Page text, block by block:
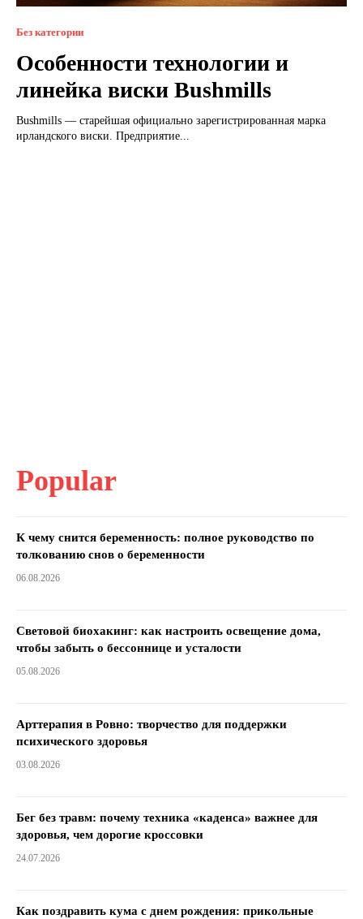
Без категории
Особенности технологии и
линейка виски Bushmills
Bushmills — старейшая официально зарегистрированная марка
ирландского виски. Предприятие...
Popular
К чему снится беременность: полное руководство по
толкованию снов о беременности
06.08.2026
Световой биохакинг: как настроить освещение дома,
чтобы забыть о бессоннице и усталости
05.08.2026
Арттерапия в Ровно: творчество для поддержки
психического здоровья
03.08.2026
Бег без травм: почему техника «каденса» важнее для
здоровья, чем дорогие кроссовки
24.07.2026
Как поздравить кума с днем ​​рождения: прикольные